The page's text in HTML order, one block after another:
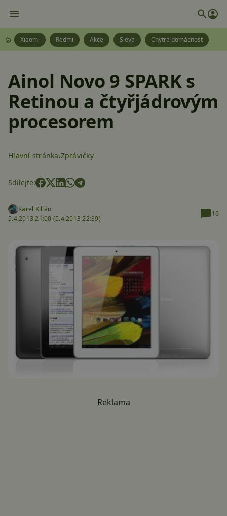
Xiaomi Redmi Akce Sleva Chytrá domácnost
Ainol Novo 9 SPARK s
Retinou a čtyřjádrovým
procesorem
Hlavní stránka Zprávičky
Sdílejte:
Karel Kilián
5.4.2013 21:00 (5.4.2013 22:39)
16
Reklama